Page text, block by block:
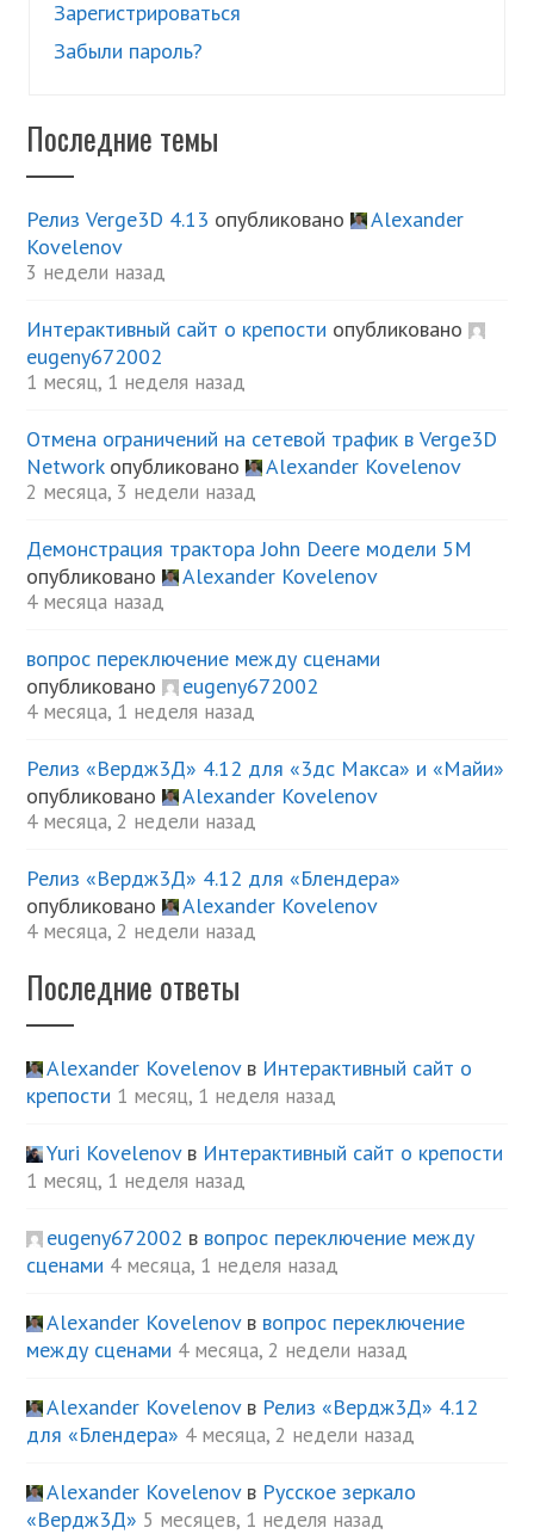
Зарегистрироваться
Забыли пароль?
Последние темы
Релиз Verge3D 4.13 опубликовано
Alexander
Kovelenov
3 недели назад
Интерактивный сайт о крепости опубликовано
eugeny672002
1 месяц, 1 неделя назад
Отмена ограничений на сетевой трафик в Verge3D
Networkопубликовано Alexander Kovelenov
2 месяца, 3 недели назад
Демонстрация трактора John Deere модели 5М
опубликовано
Alexander Kovelenov
4 месяца назад
вопрос переключение между сценами
опубликовано
eugeny672002
4 месяца, 1 неделя назад
Релиз «Вердж3Д» 4.12 для «3дс Макса» и «Майи»
опубликовано
Alexander Kovelenov
4 месяца, 2 недели назад
Релиз «Вердж3Д» 4.12 для «Блендера»
опубликовано
Alexander Kovelenov
4 месяца, 2 недели назад
Последние ответы
Alexander Kovelenovв Интерактивный сайт о
крепости 1 месяц, 1 неделя назад
Yuri Kovelenovв Интерактивный сайт о крепости
1 месяц, 1 неделя назад
eugeny672002 в вопрос переключение между
сценами 4 месяца, 1 неделя назад
Alexander Kovelenovв вопрос переключение
между сценами 4 месяца, 2 недели назад
Alexander Kovelenovв Релиз «Вердж3Д» 4.12
для «Блендера» 4 месяца, 2 недели назад
Alexander Kovelenovв Русское зеркало
«Вердж3Д» 5 месяцев, 1 неделя назад